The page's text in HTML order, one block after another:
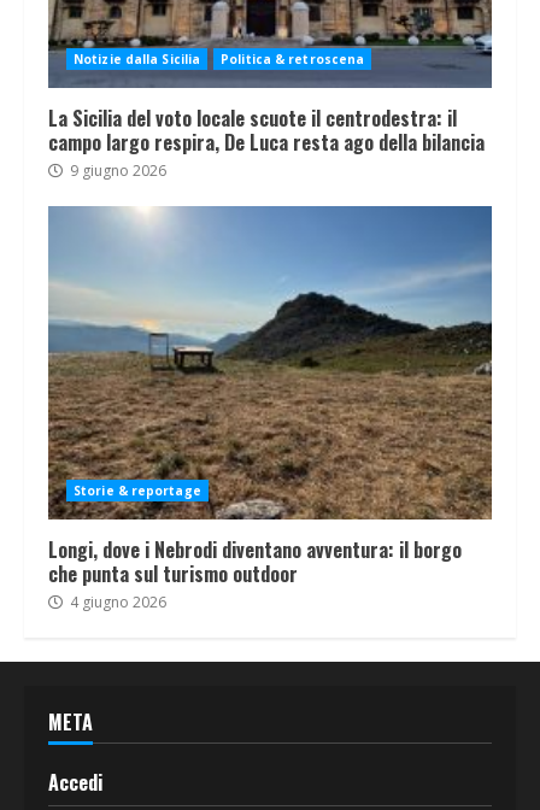
Notizie dalla Sicilia Politica & retroscena
La Sicilia del voto locale scuote il centrodestra: il
campo largo respira, De Luca resta ago della bilancia
9 giugno 2026
Storie & reportage
Longi, dove i Nebrodi diventano avventura: il borgo
che punta sul turismo outdoor
4 giugno 2026
META
Accedi